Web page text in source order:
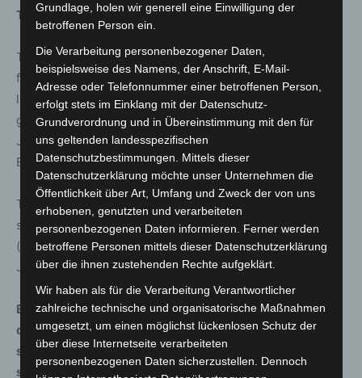
Täterbeschreibung:
Täterin 1: Weiblich, ca. 35 Jahre alt, ca. 170 cm groß,
füllige Figur, schulterlanges dickes rotes Haar (hinten
leicht gewellt; wirkte künstlich), auffallend dicker, gerade
geschnittener Pony, weiße Regenjacke, schwarze
Jogginghose, Winterstiefel, ungepflegtes
Erscheinungsbild, ungeschminkt
Täterin 2: Weiblich, ca. 35 Jahre alt, ca. 170 cm groß,
schlanke Figur, dunkelbraunes gewelltes, fransiges Haar
(etwas über Schulterlänge), dunkle Jogginghose, braune
Jacke, osteuropäischer Akzent
Es wird weiterhin um Hinweise von Kunden gebeten,
denen Personen in dem Ladengeschäft aufgefallen
sind, die als Täter in Betracht kommen. Zeugen können
sich unter Telefon (05 11) 1 09 42 15 im
Grundlage, holen wir generell eine Einwilligung der
betroffenen Person ein.
Die Verarbeitung personenbezogener Daten,
beispielsweise des Namens, der Anschrift, E-Mail-
Adresse oder Telefonnummer einer betroffenen Person,
erfolgt stets im Einklang mit der Datenschutz-
Grundverordnung und in Übereinstimmung mit den für
uns geltenden landesspezifischen
Datenschutzbestimmungen. Mittels dieser
Datenschutzerklärung möchte unser Unternehmen die
Öffentlichkeit über Art, Umfang und Zweck der von uns
erhobenen, genutzten und verarbeiteten
personenbezogenen Daten informieren. Ferner werden
betroffene Personen mittels dieser Datenschutzerklärung
über die ihnen zustehenden Rechte aufgeklärt.
Wir haben als für die Verarbeitung Verantwortlicher
zahlreiche technische und organisatorische Maßnahmen
umgesetzt, um einen möglichst lückenlosen Schutz der
über diese Internetseite verarbeiteten
personenbezogenen Daten sicherzustellen. Dennoch